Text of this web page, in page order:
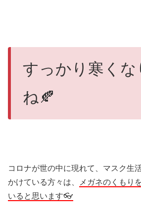
すっかり寒くな
ね🍂
コロナが世の中に現れて、マスク生
かけている方々は、
メガネのくもり
いると思います👓